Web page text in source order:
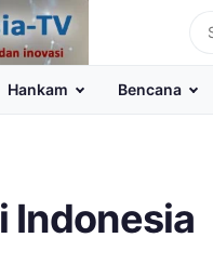
Hankam Bencana
Indonesia